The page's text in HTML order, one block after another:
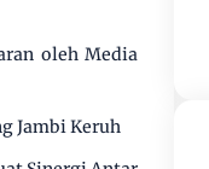
oleh Media
Jambi Keruh